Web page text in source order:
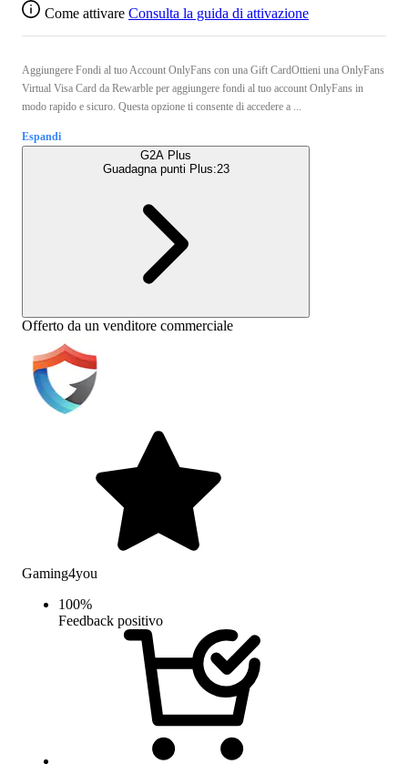
Come attivare Consulta la guida di attivazione
Aggiungere Fondi al tuo Account OnlyFans con una Gift CardOttieni una OnlyFans
Virtual Visa Card da Rewarble per aggiungere fondi al tuo account OnlyFans in
modo rapido e sicuro. Questa opzione ti consente di accedere a ...
Espandi
G2A Plus
Guadagna punti Plus:23
Offerto da un venditore commerciale
Gaming4you
100%
Feedback positivo